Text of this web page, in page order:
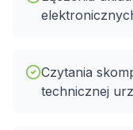
Czytania
technicznej